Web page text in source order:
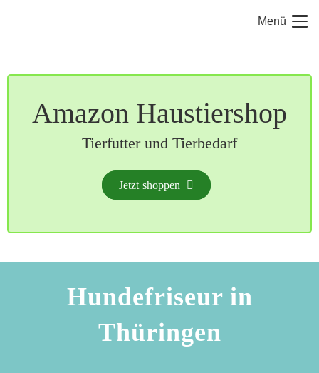
Menü
Amazon Haustiershop
Tierfutter und Tierbedarf
Jetzt shoppen
Hundefriseur in
Thüringen